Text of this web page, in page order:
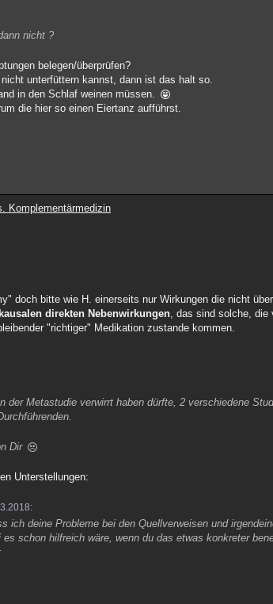
nicht ?
belegen/überprüfen?
unterfüttern kannst, dann ist das halt so.
in den Schlaf weinen müssen.
die hier so einen Eiertanz aufführst.
Komplementärmedizin
doch bitte wie H. einerseits nur Wirkungen die nicht
direkten Nebenwirkungen, das sind solche, die
"richtiger" Medikation zustande kommen.
der Metastudie verwirrt haben dürfte, 2 verschiedene
Dir
Unterstellungen:
ich deine Probleme bei den Quellverweisen und
es schon hilfreich wäre, wenn du das etwas konkreter